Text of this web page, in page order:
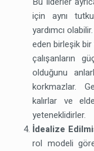
için aynı
yardımcı
eden birleşik
çalışanların
olduğunu
korkmazlar.
kalırlar ve
yeteneklidirler.
İdealize
rol modeli